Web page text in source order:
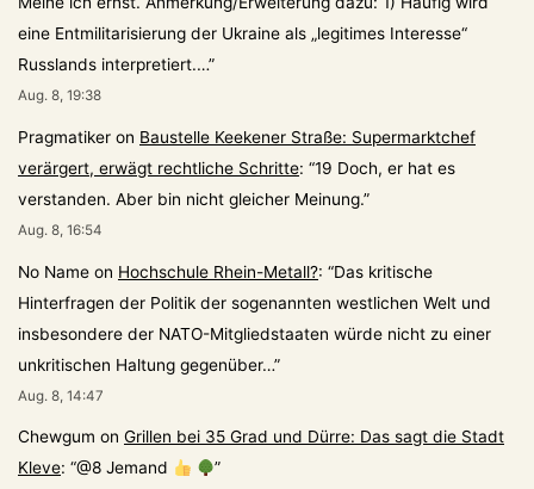
eine Entmilitarisierung der Ukraine als „legitimes Interesse“
Russlands interpretiert.…”
Aug. 8, 19:38
Pragmatiker on Baustelle Keekener Straße: Supermarktchef
verärgert, erwägt rechtliche Schritte: “19 Doch, er hat es
verstanden. Aber bin nicht gleicher Meinung.”
Aug. 8, 16:54
No Name on Hochschule Rhein-Metall?: “Das kritische
Hinterfragen der Politik der sogenannten westlichen Welt und
insbesondere der NATO-Mitgliedstaaten würde nicht zu einer
unkritischen Haltung gegenüber…”
Aug. 8, 14:47
Chewgum on Grillen bei 35 Grad und Dürre: Das sagt die Stadt
Kleve: “@8 Jemand ”